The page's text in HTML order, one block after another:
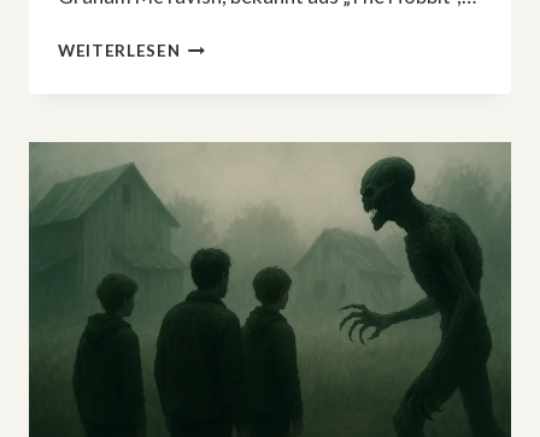
WEITERLESEN »DIRTY
GRAHAM
IN
HORRORFILM